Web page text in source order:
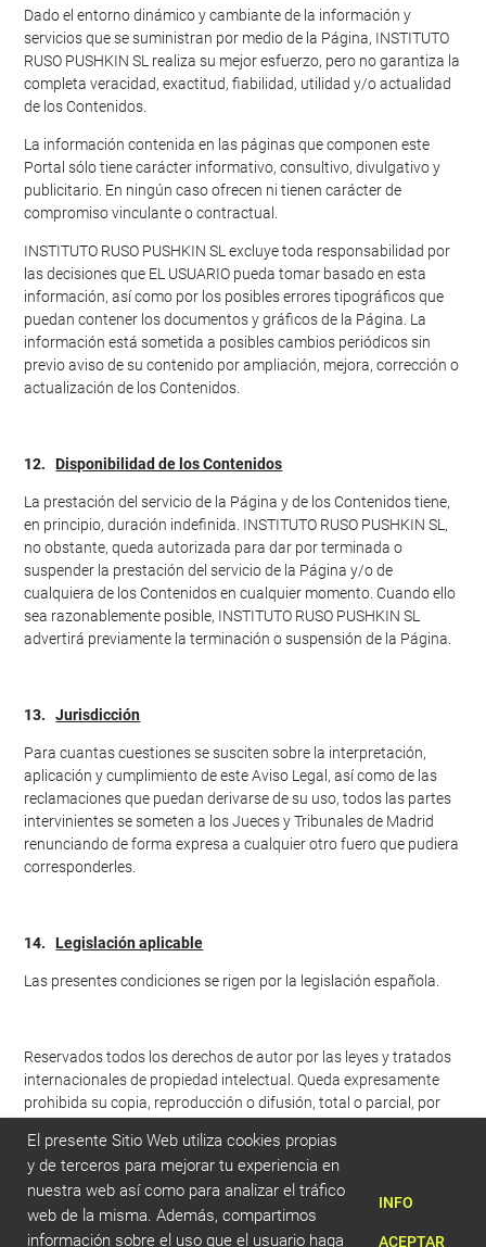
Dado el entorno dinámico y cambiante de la información y
servicios que se suministran por medio de la Página, INSTITUTO
RUSO PUSHKIN SL realiza su mejor esfuerzo, pero no garantiza la
completa veracidad, exactitud, fiabilidad, utilidad y/o actualidad
de los Contenidos.
La información contenida en las páginas que componen este
Portal sólo tiene carácter informativo, consultivo, divulgativo y
publicitario. En ningún caso ofrecen ni tienen carácter de
compromiso vinculante o contractual.
INSTITUTO RUSO PUSHKIN SL excluye toda responsabilidad por
las decisiones que EL USUARIO pueda tomar basado en esta
información, así como por los posibles errores tipográficos que
puedan contener los documentos y gráficos de la Página. La
información está sometida a posibles cambios periódicos sin
previo aviso de su contenido por ampliación, mejora, corrección o
actualización de los Contenidos.
12.Disponibilidad de los Contenidos
La prestación del servicio de la Página y de los Contenidos tiene,
en principio, duración indefinida. INSTITUTO RUSO PUSHKIN SL,
no obstante, queda autorizada para dar por terminada o
suspender la prestación del servicio de la Página y/o de
cualquiera de los Contenidos en cualquier momento. Cuando ello
sea razonablemente posible, INSTITUTO RUSO PUSHKIN SL
advertirá previamente la terminación o suspensión de la Página.
13.Jurisdicción
Para cuantas cuestiones se susciten sobre la interpretación,
aplicación y cumplimiento de este Aviso Legal, así como de las
reclamaciones que puedan derivarse de su uso, todos las partes
intervinientes se someten a los Jueces y Tribunales de Madrid
renunciando de forma expresa a cualquier otro fuero que pudiera
corresponderles.
14.Legislación aplicable
Las presentes condiciones se rigen por la legislación española.
Reservados todos los derechos de autor por las leyes y tratados
internacionales de propiedad intelectual. Queda expresamente
prohibida su copia, reproducción o difusión, total o parcial, por
El presente Sitio Web utiliza cookies propias
y de terceros para mejorar tu experiencia en
nuestra web así como para analizar el tráfico
web de la misma. Además, compartimos
información sobre el uso que el usuario haga
INFO
ACEPTAR